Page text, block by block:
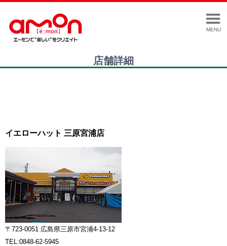
MENU
店舗詳細
イエローハット 三原宮浦店
〒723-0051 広島県三原市宮浦4-13-12
TEL:0848-62-5945